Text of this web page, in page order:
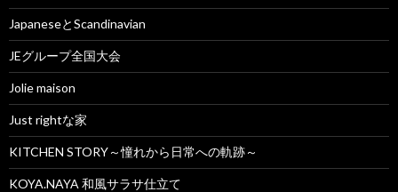
JapaneseとScandinavian
JEグループ全国大会
Jolie maison
Just rightな家
KITCHEN STORY～憧れから日常への軌跡～
KOYA.NAYA 和風サラサ仕立て